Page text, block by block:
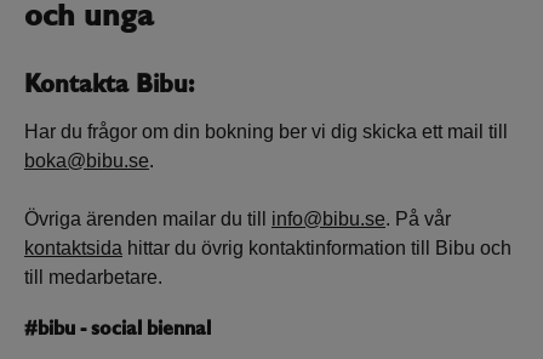
och unga
Kontakta Bibu:
Har du frågor om din bokning ber vi dig skicka ett mail till
boka@bibu.se.
Övriga ärenden mailar du till info@bibu.se. På vår
kontaktsida hittar du övrig kontaktinformation till Bibu och
till medarbetare.
#bibu - social biennal